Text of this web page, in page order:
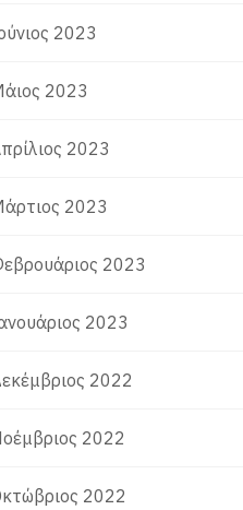
2023
2023
2023
2023
2023
2023
2022
2022
2022